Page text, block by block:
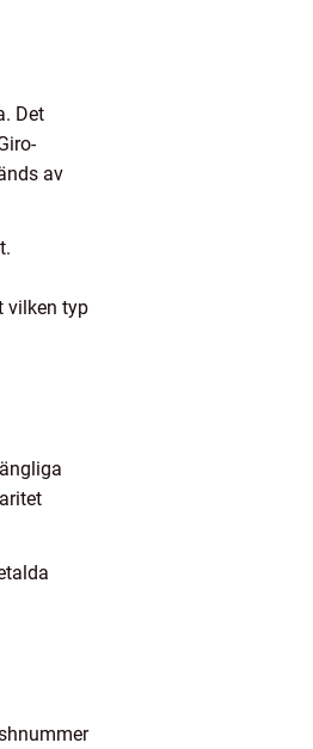
Det
av
vilken typ